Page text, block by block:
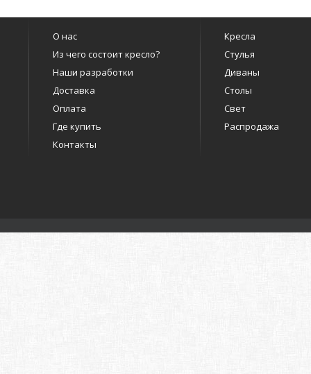
О нас
Из чего состоит кресло?
Наши разработки
Доставка
Оплата
Где купить
Контакты
Кресла
Стулья
Диваны
Столы
Свет
Распродажа